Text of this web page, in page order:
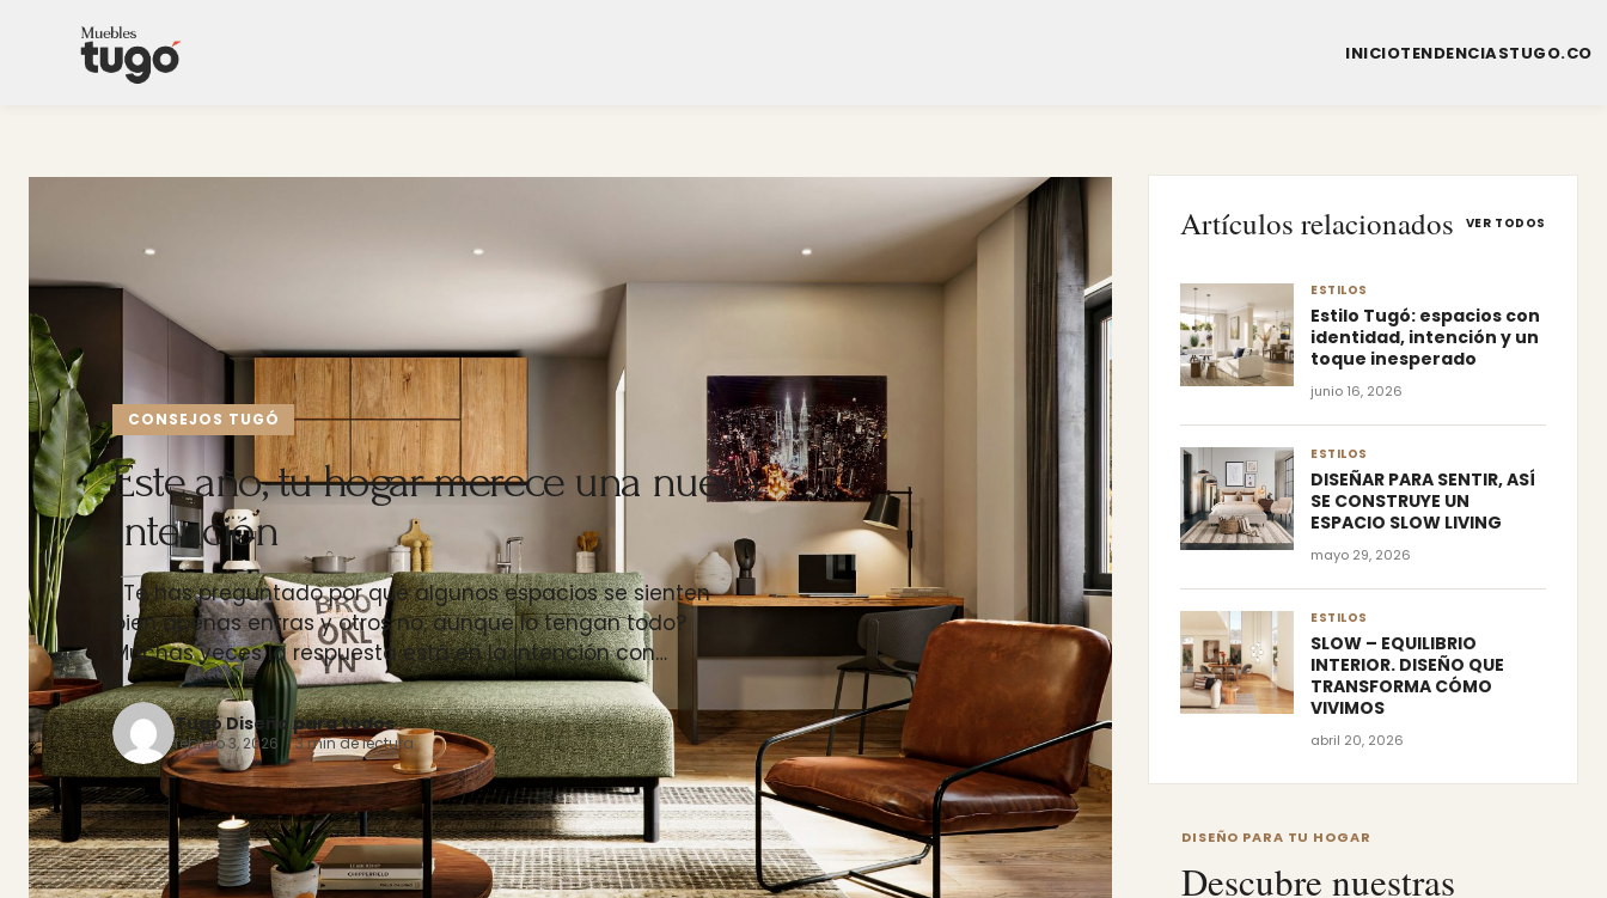
CONSEJOS TUGÓ
Este año, tu hogar merece una nueva
intención
¿Te has preguntado por qué algunos espacios se sienten
bien apenas entras y otros no, aunque lo tengan todo?
Muchas veces la respuesta está en la intención con…
Tugó Diseño para todos
febrero 3, 2026 · 3 min de lectura
Artículos relacionados VER TODOS
ESTILOS
Estilo Tugó: espacios con
identidad, intención y un
toque inesperado
junio 16, 2026
ESTILOS
DISEÑAR PARA SENTIR, ASÍ
SE CONSTRUYE UN
ESPACIO SLOW LIVING
mayo 29, 2026
ESTILOS
SLOW – EQUILIBRIO
INTERIOR. DISEÑO QUE
TRANSFORMA CÓMO
VIVIMOS
abril 20, 2026
DISEÑO PARA TU HOGAR
Descubre nuestras
INICIOTENDENCIASTUGO.CO